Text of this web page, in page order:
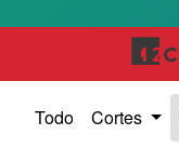
Todo Cortes